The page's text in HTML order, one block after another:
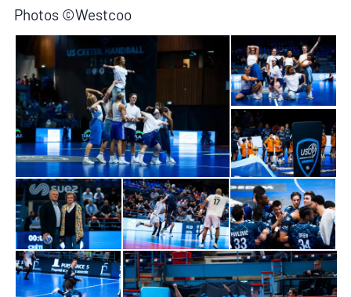
Photos ©Westcoo